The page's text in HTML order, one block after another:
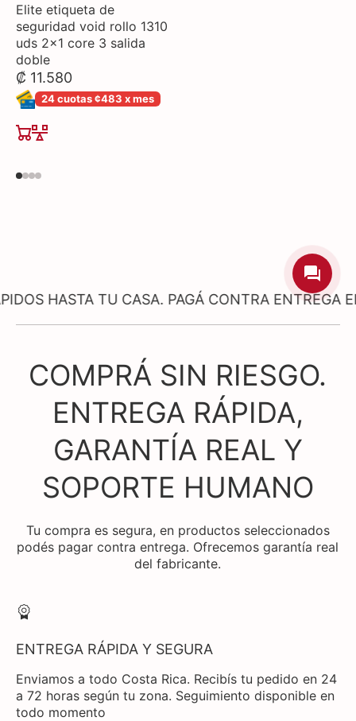
Elite etiqueta de
seguridad void rollo 1310
uds 2x1 core 3 salida
doble
₡ 11.580
24 cuotas ¢483 x mes
TU CASA. PAGÁ CONTRA ENTREGA EN
COMPRÁ SIN RIESGO.
ENTREGA RÁPIDA,
GARANTÍA REAL Y
SOPORTE HUMANO
Tu compra es segura, en productos seleccionados
podés pagar contra entrega. Ofrecemos garantía real
del fabricante.
ENTREGA RÁPIDA Y SEGURA
Enviamos a todo Costa Rica. Recibís tu pedido en 24
a 72 horas según tu zona. Seguimiento disponible en
todo momento